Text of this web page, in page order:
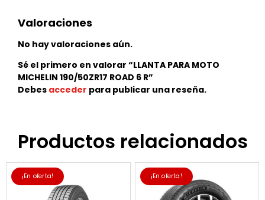
Valoraciones
No hay valoraciones aún.
Sé el primero en valorar “LLANTA PARA MOTO
MICHELIN 190/50ZR17 ROAD 6 R”
Debes acceder para publicar una reseña.
Productos relacionados
¡En oferta! ¡En oferta!